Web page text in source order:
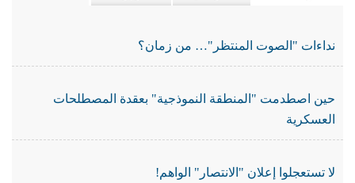
نداءات "الصوت المنتظر"… من زمان؟
حين اصطدمت "المنطقة النموذجية" بعقدة المصطلحات
العسكرية
لا تستعجلوا إعلان "الانتصار" الواهم!